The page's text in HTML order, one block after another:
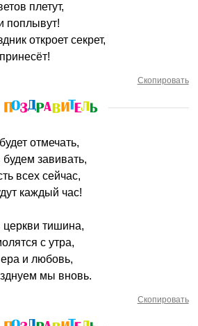
плетут,
поплывут!
откроет секрет,
Скопировать
отмечать,
завивать,
всех сейчас,
каждый час!
тишина,
с утра,
и любовь,
мы вновь.
Скопировать